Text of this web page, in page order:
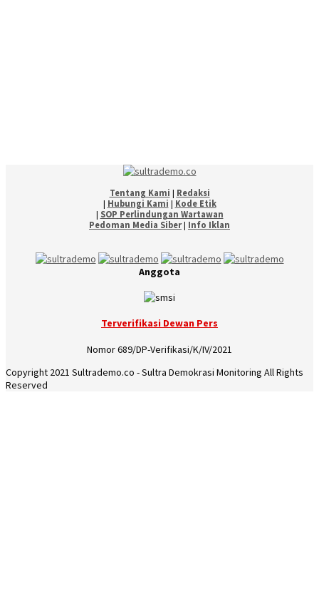
Tentang Kami | Redaksi
| Hubungi Kami | Kode Etik
| SOP Perlindungan Wartawan
Pedoman Media Siber| Info Iklan
Anggota
Terverifikasi Dewan Pers
Nomor 689/DP-Verifikasi/K/IV/2021
Copyright 2021 Sultrademo.co - Sultra Demokrasi Monitoring All Rights
Reserved